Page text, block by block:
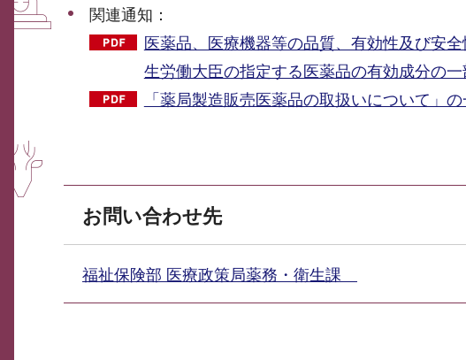
関連通知：
医薬品、医療機器等の品質、有効性及び安
生労働大臣の指定する医薬品の有効成分の
「薬局製造販売医薬品の取扱いについて」
お問い合わせ先
福祉保険部 医療政策局薬務・衛生課